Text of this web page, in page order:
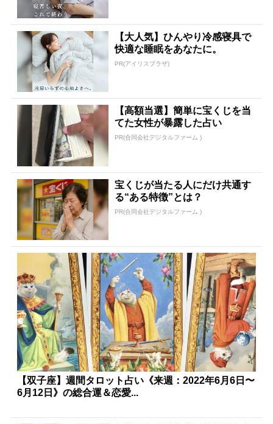
【大人気】ひんやり冷感寝具で
快適な睡眠をあなたに。
PR(アイリスプラザ)
【高額当選】簡単に宝くじを当
てた女性が暴露した占い
PR(合同会社デジタルファーム )
宝くじが当たる人にだけ共通す
る“ある特徴”とは？
PR(合同会社デジタルファーム )
【双子座】週間タロット占い《来週：2022年6月6日〜
6月12日》の総合運＆恋愛...